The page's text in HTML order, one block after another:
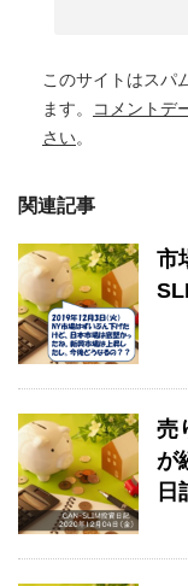
このサイトはスパ
ます。
コメントデ
さい。
関連記事
市
売
が
日